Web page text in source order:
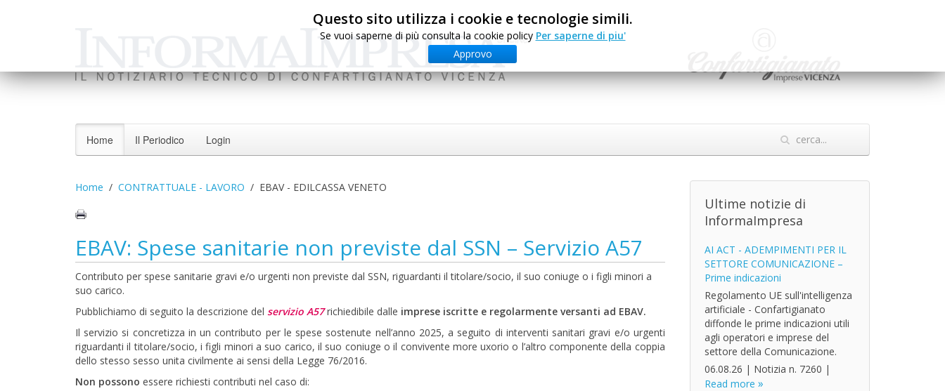
Questo sito utilizza i cookie e tecnologie simili.
Se vuoi saperne di più consulta la cookie policy Per saperne di piu'
Approvo
Home Il Periodico Login
Home CONTRATTUALE - LAVORO EBAV - EDILCASSA VENETO
EBAV: Spese sanitarie non previste dal SSN – Servizio A57
Contributo per spese sanitarie gravi e/o urgenti non previste dal SSN, riguardanti il titolare/socio, il suo coniuge o i figli minori a
suo carico.
Pubblichiamo di seguito la descrizione del servizio A57richiedibile dalle imprese iscritte e regolarmente versanti ad EBAV.
Il servizio si concretizza in un contributo per le spese sostenute nell’anno 2025, a seguito di interventi sanitari gravi e/o urgenti
riguardanti il titolare/socio, i figli minori a suo carico, il suo coniuge o il convivente more uxorio o l’altro componente della coppia
dello stesso sesso unita civilmente ai sensi della Legge 76/2016.
Non possono essere richiesti contributi nel caso di:
Ultime notizie di
InformaImpresa
AI ACT - ADEMPIMENTI PER IL
SETTORE COMUNICAZIONE –
Prime indicazioni
Regolamento UE sull'intelligenza
artificiale - Confartigianato
diffonde le prime indicazioni utili
agli operatori e imprese del
settore della Comunicazione.
06.08.26 | Notizia n. 7260 |
Read more